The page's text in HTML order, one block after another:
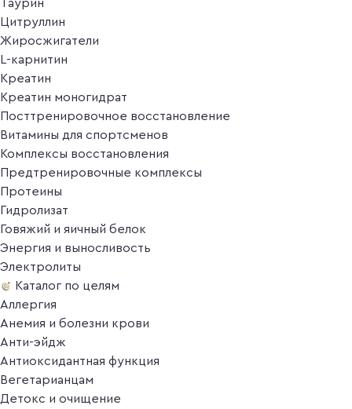
Таурин
Цитруллин
Жиросжигатели
L-карнитин
Креатин
Креатин моногидрат
Посттренировочное восстановление
Витамины для спортсменов
Комплексы восстановления
Предтренировочные комплексы
Протеины
Гидролизат
Говяжий и яичный белок
Энергия и выносливость
Электролиты
Каталог по целям
Аллергия
Анемия и болезни крови
Анти-эйдж
Антиоксидантная функция
Вегетарианцам
Детокс и очищение